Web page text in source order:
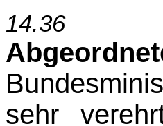
14.36
sehr